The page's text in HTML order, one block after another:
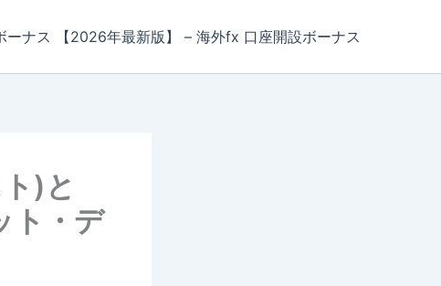
ナス 【2026年最新版】 – 海外fx 口座開設ボーナス
)と
ト・デ